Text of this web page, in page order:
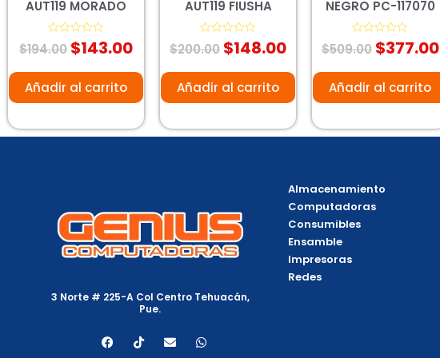
AUT119 MORADO
Valorado
con
de
$194.00 $143.00
Añadir al carrito
AUT119 FIUSHA
Valorado
con
de
$200.00 $148.00
Añadir al carrito
NEGRO PC-117070
Valorado
con
de
$509.00 $377.00
Añadir al carrito
3 Norte # 225-A Col Centro Tehuacán,
Pue.
F
a
T
i
E
n
W
h
Almacenamiento
Computadoras
Consumibles
Ensamble
Impresoras
Redes